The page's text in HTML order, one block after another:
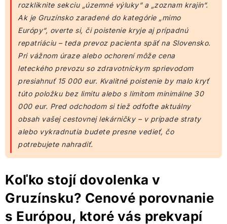
rozkliknite sekciu „územné výluky“ a „zoznam krajín“.
Ak je Gruzínsko zaradené do kategórie „mimo
Európy“, overte si, či poistenie kryje aj prípadnú
repatriáciu – teda prevoz pacienta späť na Slovensko.
Pri vážnom úraze alebo ochorení môže cena
leteckého prevozu so zdravotníckym sprievodom
presiahnuť 15 000 eur. Kvalitné poistenie by malo kryť
túto položku bez limitu alebo s limitom minimálne 30
000 eur. Pred odchodom si tiež odfoťte aktuálny
obsah vašej cestovnej lekárničky – v prípade straty
alebo vykradnutia budete presne vedieť, čo
potrebujete nahradiť.
Koľko stojí dovolenka v
Gruzínsku? Cenové porovnanie
s Európou, ktoré vás prekvapí